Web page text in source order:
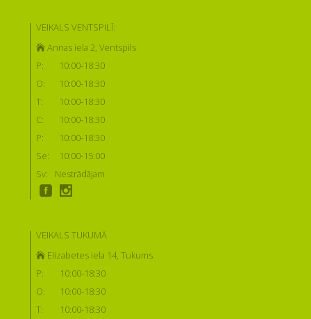
VEIKALS VENTSPILĪ:
Annas iela 2, Ventspils
P:
10:00-18:30
O:
10:00-18:30
T:
10:00-18:30
C:
10:00-18:30
P:
10:00-18:30
Se:
10:00-15:00
Sv:
Nestrādājam
VEIKALS TUKUMĀ
Elizabetes iela 14, Tukums
P:
10:00-18:30
O:
10:00-18:30
T:
10:00-18:30